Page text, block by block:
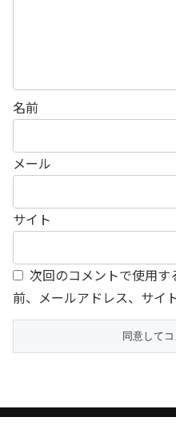
名前
メール
サイト
次回のコメントで使用す
前、メールアドレス、サイ